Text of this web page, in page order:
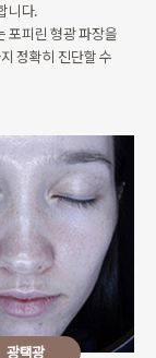
니다.
포피린 형광 파장을
정확히 진단할 수
광택광